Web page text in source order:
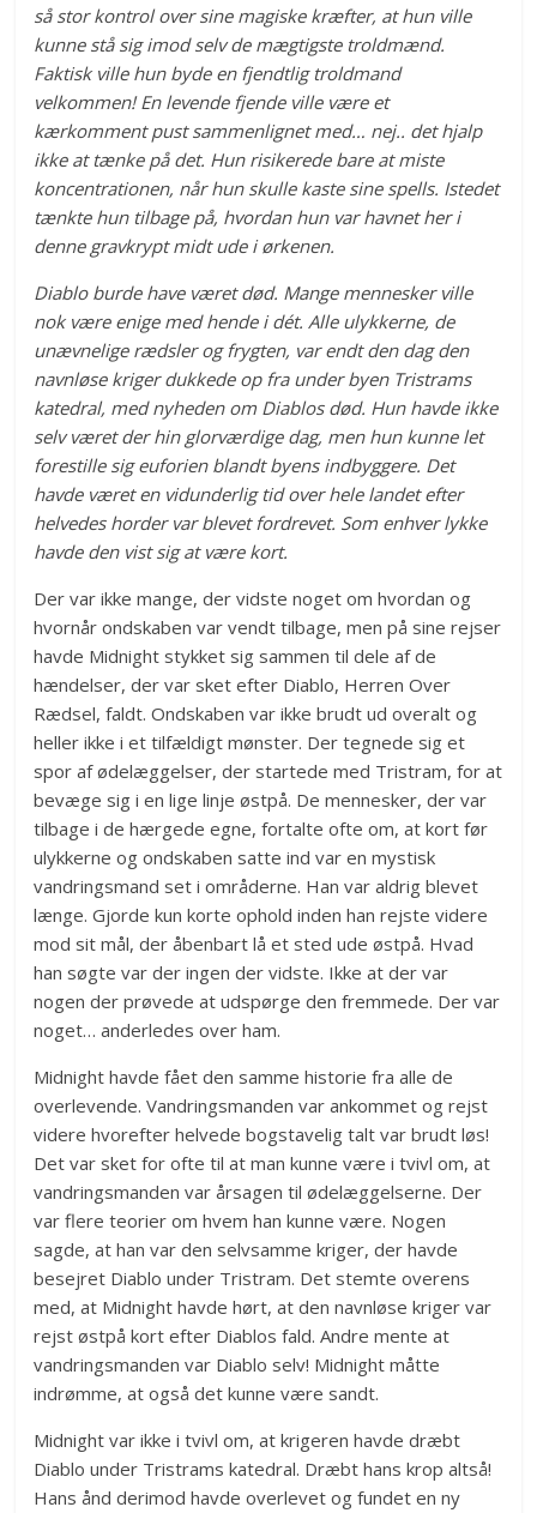
så stor kontrol over sine magiske kræfter, at hun ville
kunne stå sig imod selv de mægtigste troldmænd.
Faktisk ville hun byde en fjendtlig troldmand
velkommen! En levende fjende ville være et
kærkomment pust sammenlignet med… nej.. det hjalp
ikke at tænke på det. Hun risikerede bare at miste
koncentrationen, når hun skulle kaste sine spells. Istedet
tænkte hun tilbage på, hvordan hun var havnet her i
denne gravkrypt midt ude i ørkenen.
Diablo burde have været død. Mange mennesker ville
nok være enige med hende i dét. Alle ulykkerne, de
unævnelige rædsler og frygten, var endt den dag den
navnløse kriger dukkede op fra under byen Tristrams
katedral, med nyheden om Diablos død. Hun havde ikke
selv været der hin glorværdige dag, men hun kunne let
forestille sig euforien blandt byens indbyggere. Det
havde været en vidunderlig tid over hele landet efter
helvedes horder var blevet fordrevet. Som enhver lykke
havde den vist sig at være kort.
Der var ikke mange, der vidste noget om hvordan og
hvornår ondskaben var vendt tilbage, men på sine rejser
havde Midnight stykket sig sammen til dele af de
hændelser, der var sket efter Diablo, Herren Over
Rædsel, faldt. Ondskaben var ikke brudt ud overalt og
heller ikke i et tilfældigt mønster. Der tegnede sig et
spor af ødelæggelser, der startede med Tristram, for at
bevæge sig i en lige linje østpå. De mennesker, der var
tilbage i de hærgede egne, fortalte ofte om, at kort før
ulykkerne og ondskaben satte ind var en mystisk
vandringsmand set i områderne. Han var aldrig blevet
længe. Gjorde kun korte ophold inden han rejste videre
mod sit mål, der åbenbart lå et sted ude østpå. Hvad
han søgte var der ingen der vidste. Ikke at der var
nogen der prøvede at udspørge den fremmede. Der var
noget… anderledes over ham.
Midnight havde fået den samme historie fra alle de
overlevende. Vandringsmanden var ankommet og rejst
videre hvorefter helvede bogstavelig talt var brudt løs!
Det var sket for ofte til at man kunne være i tvivl om, at
vandringsmanden var årsagen til ødelæggelserne. Der
var flere teorier om hvem han kunne være. Nogen
sagde, at han var den selvsamme kriger, der havde
besejret Diablo under Tristram. Det stemte overens
med, at Midnight havde hørt, at den navnløse kriger var
rejst østpå kort efter Diablos fald. Andre mente at
vandringsmanden var Diablo selv! Midnight måtte
indrømme, at også det kunne være sandt.
Midnight var ikke i tvivl om, at krigeren havde dræbt
Diablo under Tristrams katedral. Dræbt hans krop altså!
Hans ånd derimod havde overlevet og fundet en ny